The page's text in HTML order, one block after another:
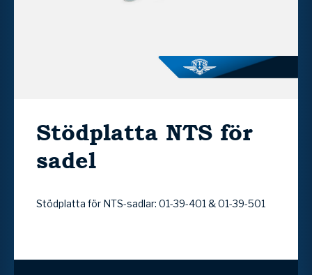
Stödplatta NTS för
sadel
Stödplatta för NTS-sadlar: 01-39-401 & 01-39-501